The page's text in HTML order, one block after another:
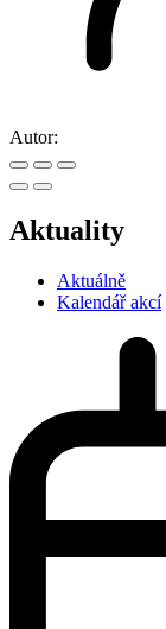
Autor:
Aktuality
Aktuálně
Kalendář akcí